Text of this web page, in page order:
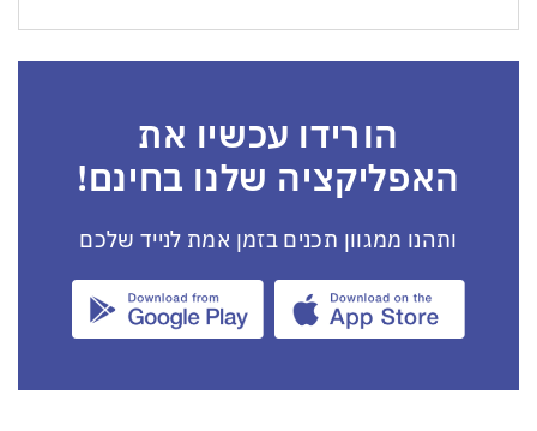
הורידו עכשיו את
האפליקציה שלנו בחינם!
ותהנו ממגוון תכנים בזמן אמת לנייד שלכם